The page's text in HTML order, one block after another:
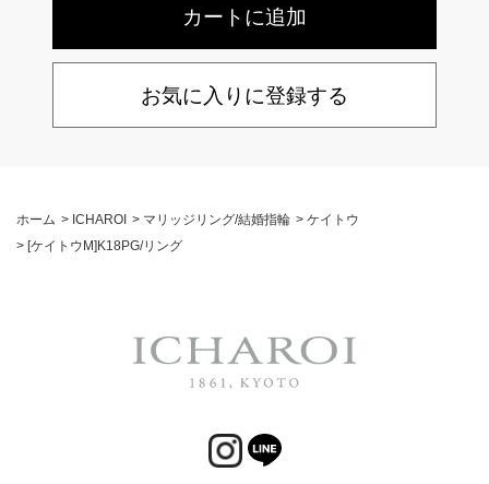
お気に入りに登録する
ホーム > ICHAROI > マリッジリング/結婚指輪 > ケイトウ
> [ケイトウM]K18PG/リング